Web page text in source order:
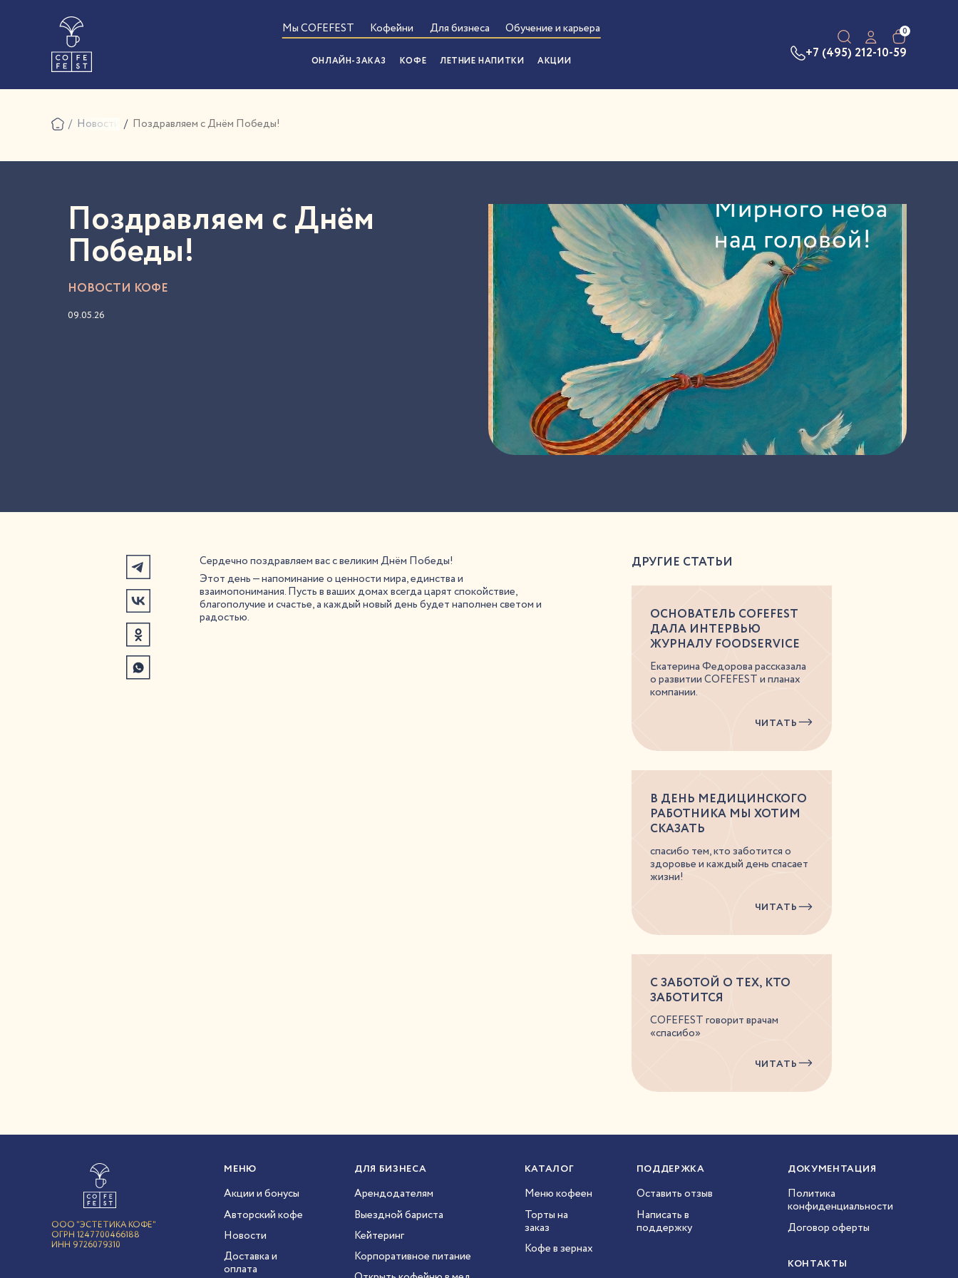
Мы COFEFEST Кофейни Для бизнеса Обучение и карьера
ОНЛАЙН-ЗАКАЗ КОФЕ ЛЕТНИЕ НАПИТКИ АКЦИИ
0
+7 (495) 212-10-59
Новости Поздравляем с Днём Победы!
Поздравляем с Днём
Победы!
НОВОСТИ КОФЕ
09.05.26
Сердечно поздравляем вас с великим Днём Победы!
Этот день — напоминание о ценности мира, единства и
взаимопонимания. Пусть в ваших домах всегда царят спокойствие,
благополучие и счастье, а каждый новый день будет наполнен светом и
радостью.
ДРУГИЕ СТАТЬИ
ОСНОВАТЕЛЬ COFEFEST
ДАЛА ИНТЕРВЬЮ
ЖУРНАЛУ FOODSERVICE
Екатерина Федорова рассказала
о развитии COFEFEST и планах
компании.
ЧИТАТЬ
В ДЕНЬ МЕДИЦИНСКОГО
РАБОТНИКА МЫ ХОТИМ
СКАЗАТЬ
спасибо тем, кто заботится о
здоровье и каждый день спасает
жизни!
ЧИТАТЬ
С ЗАБОТОЙ О ТЕХ, КТО
ЗАБОТИТСЯ
COFEFEST говорит врачам
«спасибо»
ЧИТАТЬ
ООО "ЭСТЕТИКА КОФЕ"
ОГРН 1247700466188
ИНН 9726079310
МЕНЮ
Акции и бонусы
Авторский кофе
Новости
Доставка и
оплата
ДЛЯ БИЗНЕСА
Арендодателям
Выездной бариста
Кейтеринг
Корпоративное питание
КАТАЛОГ
Меню кофеен
Торты на
заказ
Кофе в зернах
ПОДДЕРЖКА
Оставить отзыв
Написать в
поддержку
ДОКУМЕНТАЦИЯ
Политика
конфиденциальности
Договор оферты
КОНТАКТЫ